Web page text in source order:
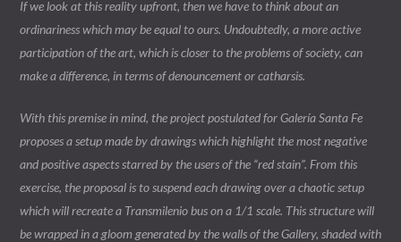
If we look at this reality upfront, then we have to think about an
ordinariness which may be equal to ours. Undoubtedly, a more active
participation of the art, which is closer to the problems of society, can
make a difference, in terms of denouncement or catharsis.
With this premise in mind, the project postulated for Galería Santa Fe
proposes a setup made by drawings which highlight the most negative
and positive aspects starred by the users of the “red stain”. From this
exercise, the proposal is to suspend each drawing over a chaotic setup
which will recreate a Transmilenio bus on a 1/1 scale. This structure will
be wrapped in a gloom generated by the walls of the Gallery, shaded with